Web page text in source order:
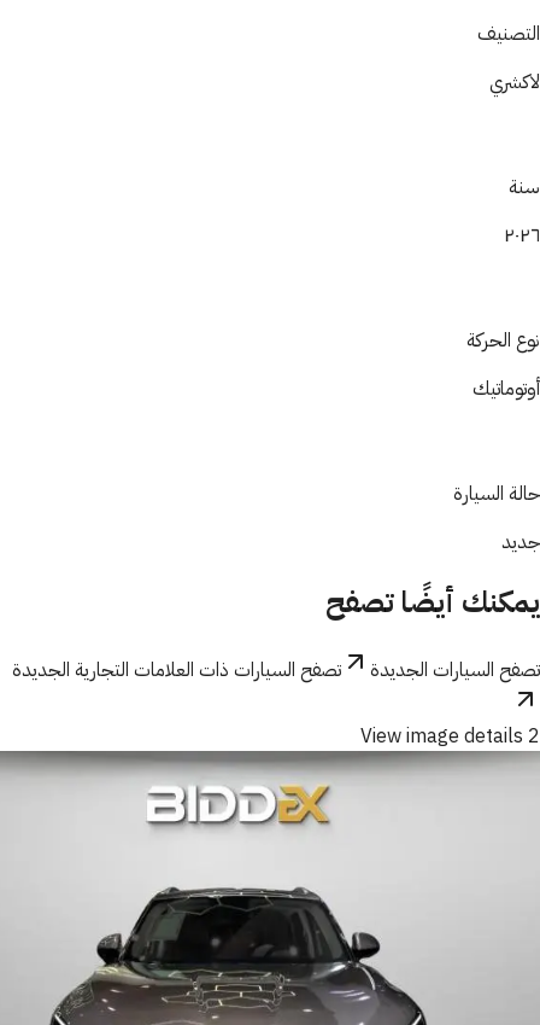
التصنيف
لاكشري
سنة
٢٠٢٦
نوع الحركة
أوتوماتيك
حالة السيارة
جديد
يمكنك أيضًا تصفح
تصفح السيارات الجديدة تصفح السيارات ذات العلامات التجارية الجديدة
View image details 2